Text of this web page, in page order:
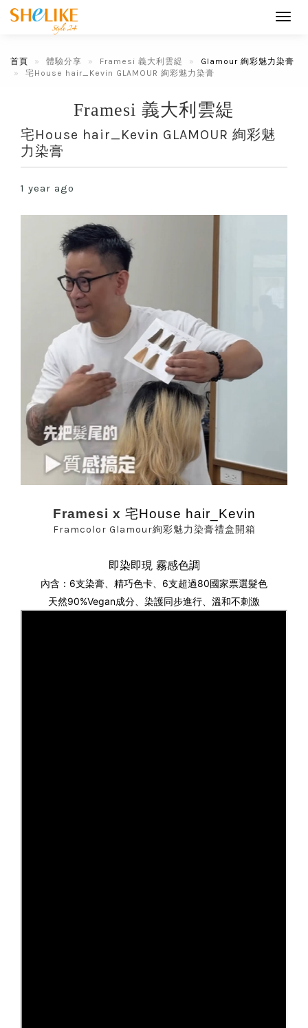
首頁 體驗分享 Framesi 義大利雲緹
Glamour 絢彩魅力染膏
宅House hair_Kevin GLAMOUR 絢彩魅力染膏
Framesi 義大利雲緹
宅House hair_Kevin GLAMOUR 絢彩魅
力染膏
1 year ago
Framesi x 宅House hair_Kevin
Framcolor Glamour絢彩魅力染膏禮盒開箱
即染即現 霧感色調
內含：6支染膏、精巧色卡、 6支超過80國家票選髮色
天然90%Vegan成分
染護同步進行 溫和不刺激